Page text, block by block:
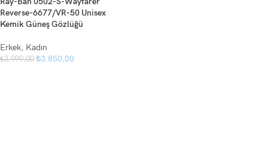
Reverse-6677/VR-50 Unisex
Kemik Güneş Gözlüğü
Erkek, Kadın
₺3.999,00 ₺3.850,00